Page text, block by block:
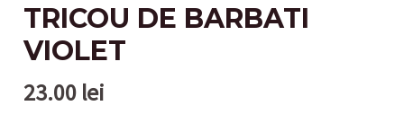
TRICOU DE BARBATI
VIOLET
23.00 lei